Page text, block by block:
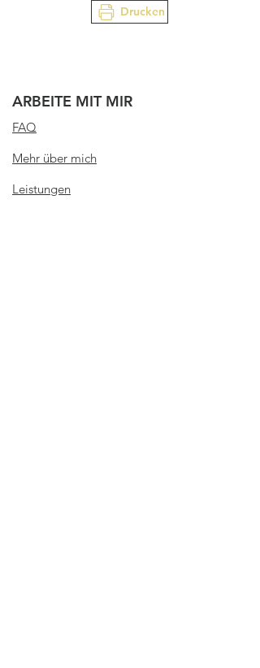
Drucken
ARBEITE MIT MIR
FAQ
Mehr über mich
Leistungen